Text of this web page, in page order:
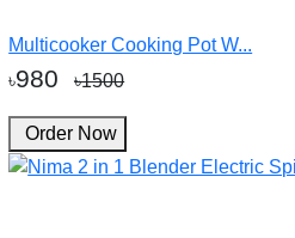
Multicooker Cooking Pot W...
৳980 ৳1500
Order Now